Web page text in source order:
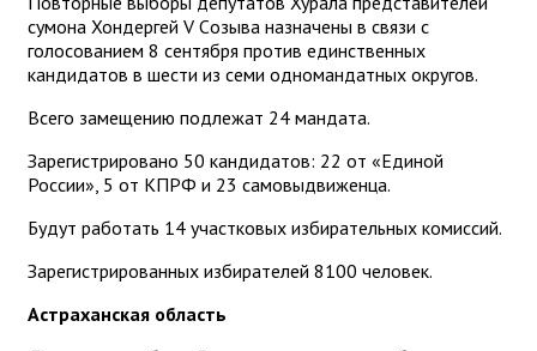
сумона Хондергей V Cозыва назначены в связи с
голосованием 8 сентября против единственных
кандидатов в шести из семи одномандатных округов.
Всего замещению подлежат 24 мандата.
Зарегистрировано 50 кандидатов: 22 от «Единой
России», 5 от КПРФ и 23 самовыдвиженца.
Будут работать 14 участковых избирательных комиссий.
Зарегистрированных избирателей 8100 человек.
Астраханская область